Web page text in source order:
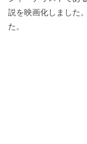
説を映画化しました
た。